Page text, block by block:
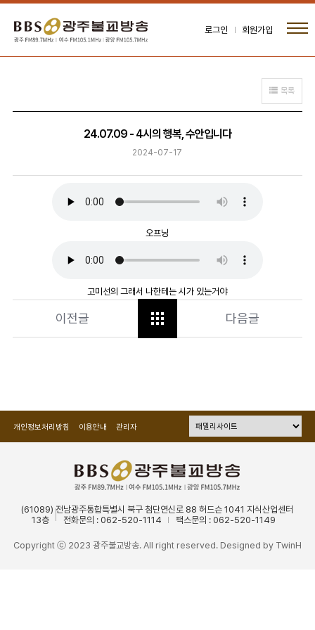
로그인 회원가입
목록
24.07.09 - 4시의 행복, 수안입니다
2024-07-17
오프닝
고미선의 그래서 나한테는 시가 있는거야
이전글 다음글
개인정보처리방침 이용안내 관리자
(61089) 전남광주통합특별시 북구 첨단연신로 88 허드슨 1041 지식산업센터
13층
전화문의 : 062-520-1114 팩스문의 : 062-520-1149
Copyright ⓒ 2023 광주불교방송. All right reserved. Designed by TwinH